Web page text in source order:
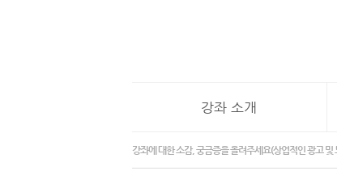
강좌 소개
강좌에 대한 소감, 궁금증을 올려주세요(상업적인 광고